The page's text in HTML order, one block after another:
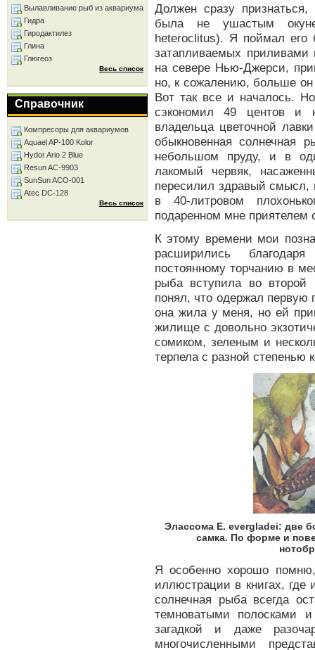
Должен сразу
была не ушастым
heteroclitus). Я поймал его
затапливаемых приливами
на севере Нью-Джерси,
но, к сожалению, больше он
Вот так все и началось.
сэкономил 49 центов и
владельца цветочной
обыкновенная солнечная
небольшом пруду, и в
лакомый червяк,
пересилил здравый смысл,
в 40-литровом
подаренном мне приятелем
К этому времени мои
расширились
постоянному торчанию в
рыба вступила во
понял, что одержал первую
она жила у меня, но ей
жилище с довольно
сомиком, зеленым и
терпела с разной степенью
Элассома Е. evergladei: две
самка. По форме и
Я особенно хорошо
иллюстрации в книгах, где
солнечная рыба всегда
темноватыми полосками
загадкой и даже
многочисленными
Вылавливание рыб из аквариума
Гидра
Гиродактилез
Глина
Глюгеоз
Весь список
Справочник
Компресоры для аквариумов
Aquael AP-100 Kolor
Hydor Ario 2 Blue
Resun AC-9903
SunSun ACO-001
Atec DC-128
Весь список